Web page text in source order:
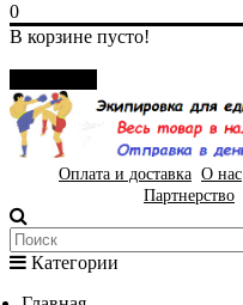
0
В корзине пусто!
Оплата и доставка О нас
Партнерство
Категории